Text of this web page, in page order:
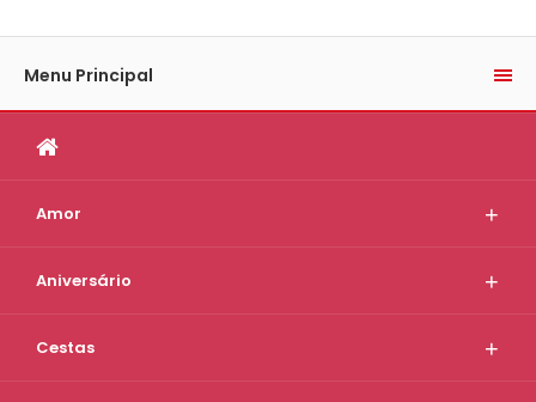
Menu Principal
Amor
Aniversário
Cestas